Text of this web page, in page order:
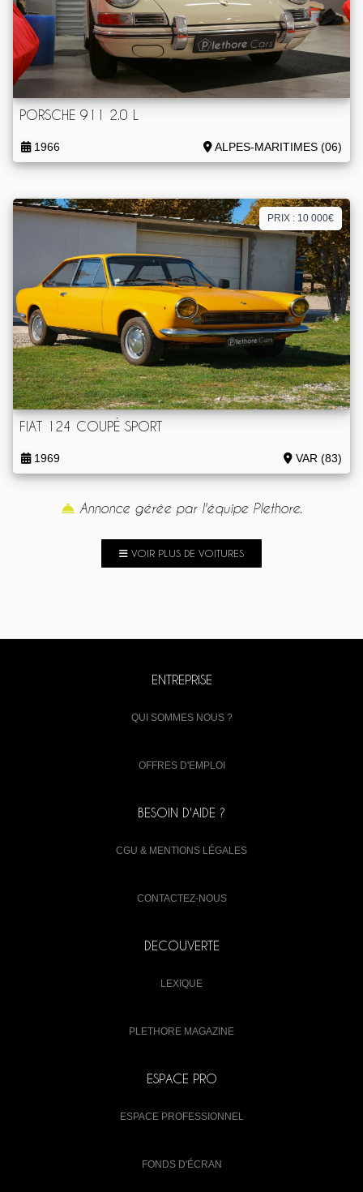
PORSCHE 911 2.0 L
1966 ALPES-MARITIMES (06)
PRIX : 10 000€
FIAT 124 COUPÉ SPORT
1969 VAR (83)
Annonce gérée par l'équipe Plethore.
VOIR PLUS DE VOITURES
ENTREPRISE
QUI SOMMES NOUS ?
OFFRES D'EMPLOI
BESOIN D'AIDE ?
CGU & MENTIONS LÉGALES
CONTACTEZ-NOUS
DECOUVERTE
LEXIQUE
PLETHORE MAGAZINE
ESPACE PRO
ESPACE PROFESSIONNEL
FONDS D'ÉCRAN